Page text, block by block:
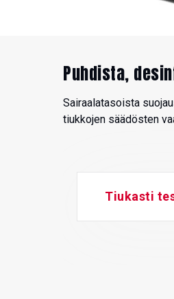
Puhdista,
Sairaalatasoista
tiukkojen säädösten
Tiukasti